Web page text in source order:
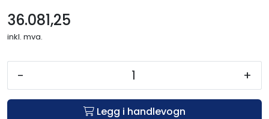
36.081,25
inkl. mva.
- +
Legg i handlevogn